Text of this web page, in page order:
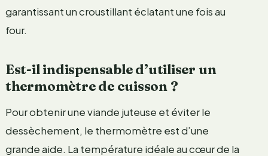
garantissant un croustillant éclatant une fois au
four.
Est-il indispensable d’utiliser un
thermomètre de cuisson ?
Pour obtenir une viande juteuse et éviter le
dessèchement, le thermomètre est d’une
grande aide. La température idéale au cœur de la